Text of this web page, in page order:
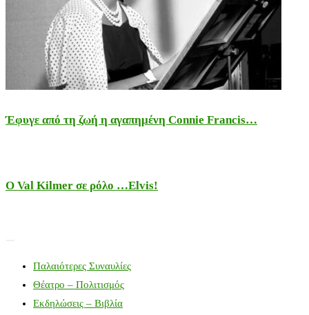
Έφυγε από τη ζωή η αγαπημένη Connie Francis…
Ο Val Kilmer σε ρόλο …Elvis!
Παλαιότερες Συναυλίες
Θέατρο – Πολιτισμός
Εκδηλώσεις – Βιβλία